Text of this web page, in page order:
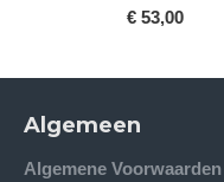
€ 53,00
Algemeen
Algemene Voorwaarden